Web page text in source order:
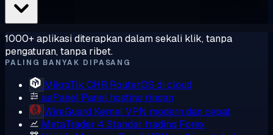
1000+ aplikasi diterapkan dalam sekali klik, tanpa
pengaturan, tanpa ribet.
PALING BANYAK DIPASANG
MikroTik CHR RouterOS di cloud
aaPanel Panel hosting ringan
WireGuard Kernel VPN modern dan cepat
MetaTrader 4 Standar trading Forex